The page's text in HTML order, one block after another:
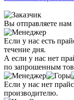
Вы отправляете нам
Если у нас есть
течение дня.
А если у нас нет
по запрошенным
Если у нас нет
производителю.